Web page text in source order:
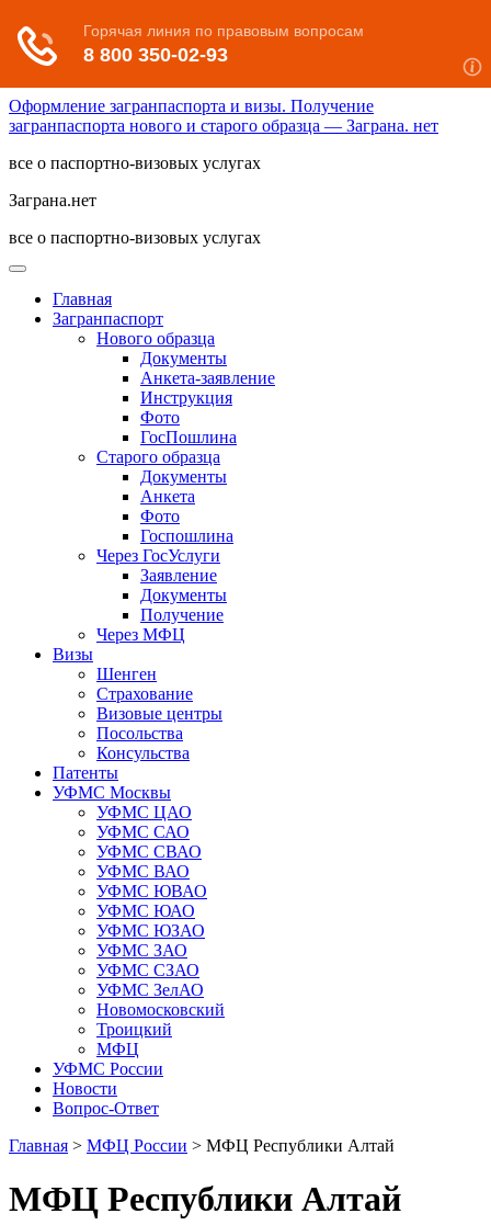
Оформление загранпаспорта и визы. Получение
загранпаспорта нового и старого образца — Заграна. нет
все о паспортно-визовых услугах
Заграна.нет
все о паспортно-визовых услугах
Главная
Загранпаспорт
Нового образца
Документы
Анкета-заявление
Инструкция
Фото
ГосПошлина
Старого образца
Документы
Анкета
Фото
Госпошлина
Через ГосУслуги
Заявление
Документы
Получение
Через МФЦ
Визы
Шенген
Страхование
Визовые центры
Посольства
Консульства
Патенты
УФМС Москвы
УФМС ЦАО
УФМС САО
УФМС СВАО
УФМС ВАО
УФМС ЮВАО
УФМС ЮАО
УФМС ЮЗАО
УФМС ЗАО
УФМС СЗАО
УФМС ЗелАО
Новомосковский
Троицкий
МФЦ
УФМС России
Новости
Вопрос-Ответ
Главная > МФЦ России > МФЦ Республики Алтай
МФЦ Республики Алтай